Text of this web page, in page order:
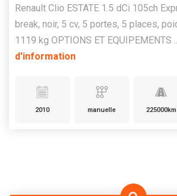
Renault Clio ESTATE 1.5 dCi 105ch
break, noir, 5 cv, 5 portes, 5 places,
1119 kg OPTIONS ET EQUIPEMENTS
d'information
2010 manuelle 225000km